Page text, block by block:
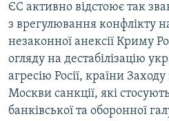
ЄС активно відстоює так
з врегулювання конфлікту
незаконної анексії Криму
огляду на дестабілізацію
агресію Росії, країни
Москви санкції, які
банківської та оборонної